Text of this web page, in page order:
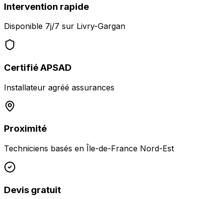
Intervention rapide
Disponible 7j/7 sur Livry-Gargan
Certifié APSAD
Installateur agréé assurances
Proximité
Techniciens basés en Île-de-France Nord-Est
Devis gratuit